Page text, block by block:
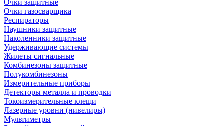
Очки защитные
Очки газосварщика
Респираторы
Наушники защитные
Наколенники защитные
Удерживающие системы
Жилеты сигнальные
Комбинезоны защитные
Полукомбинезоны
Измерительные приборы
Детекторы металла и проводки
Токоизмерительные клещи
Лазерные уровни (нивелиры)
Мультиметры